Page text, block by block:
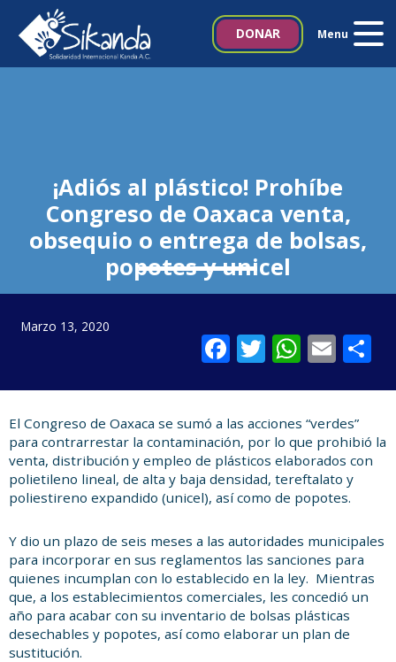
DONAR Menu
Inicio
Noticias
Biblioteca SIKANDA
Contacto
Italia 5×1000
en it
¡Adiós al plástico! Prohíbe
Congreso de Oaxaca venta,
obsequio o entrega de bolsas,
popotes y unicel
Marzo 13, 2020
Facebook
Twitter
El Congreso de Oaxaca se sumó a las acciones “verdes”
para contrarrestar la contaminación, por lo que prohibió la
venta, distribución y empleo de plásticos elaborados con
polietileno lineal, de alta y baja densidad, tereftalato y
poliestireno expandido (unicel), así como de popotes.
Y dio un plazo de seis meses a las autoridades municipales
para incorporar en sus reglamentos las sanciones para
quienes incumplan con lo establecido en la ley. Mientras
que, a los establecimientos comerciales, les concedió un
año para acabar con su inventario de bolsas plásticas
desechables y popotes, así como elaborar un plan de
sustitución.